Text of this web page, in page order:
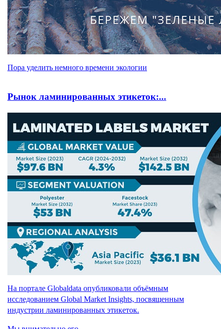
Пора уделить немного времени экологии
Рынок ламинированных этикеток:...
На портале Globaldata опубликовали объёмным
исследованием Global Market Insights, посвященным
индустрии ламинированных этикеток.